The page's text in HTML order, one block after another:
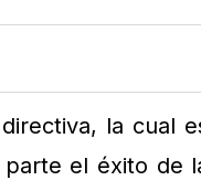
la cual
el éxito de